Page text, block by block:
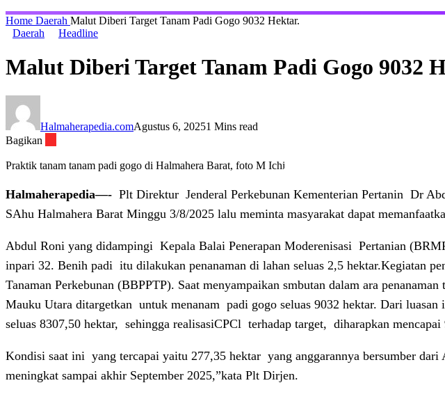
Home Daerah Malut Diberi Target Tanam Padi Gogo 9032 Hektar.
Daerah
Headline
Malut Diberi Target Tanam Padi Gogo 9032
Halmaherapedia.comAgustus 6, 20251 Mins read
Bagikan
Praktik tanam tanam padi gogo di Halmahera Barat, foto M Ichi
Halmaherapedia—- Plt Direktur Jenderal Perkebunan Kementerian Pertanin Dr
SAhu Halmahera Barat Minggu 3/8/2025 lalu meminta masyarakat dapat
Abdul Roni yang didampingi Kepala Balai Penerapan Moderenisasi Pertanian
inpari 32. Benih padi itu dilakukan penanaman di lahan seluas 2,5 hektar.Kegiatan
Tanaman Perkebunan (BBPPTP). Saat menyampaikan smbutan dalam ara penanaman
Mauku Utara ditargetkan untuk menanam padi gogo seluas 9032 hektar. Dari luasan
seluas 8307,50 hektar, sehingga realisasiCPCl terhadap target, diharapkan mencapai
Kondisi saat ini yang tercapai yaitu 277,35 hektar yang anggarannya bersumber
meningkat sampai akhir September 2025,”kata Plt Dirjen.